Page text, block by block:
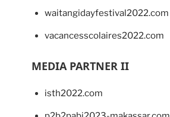
waitangidayfestival2022.com
vacancesscolaires2022.com
MEDIA PARTNER II
isth2022.com